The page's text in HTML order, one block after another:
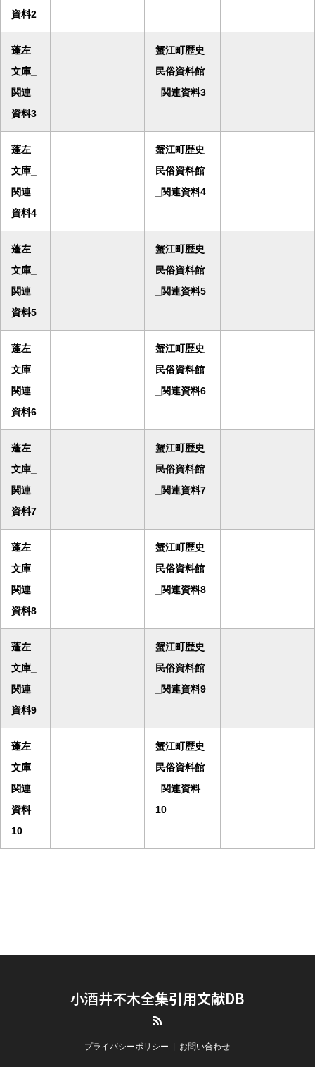
資料2
蓬左
文庫_
関連
資料3
蟹江町歴史
民俗資料館
_関連資料3
蓬左
文庫_
関連
資料4
蟹江町歴史
民俗資料館
_関連資料4
蓬左
文庫_
関連
資料5
蟹江町歴史
民俗資料館
_関連資料5
蓬左
文庫_
関連
資料6
蟹江町歴史
民俗資料館
_関連資料6
蓬左
文庫_
関連
資料7
蟹江町歴史
民俗資料館
_関連資料7
蓬左
文庫_
関連
資料8
蟹江町歴史
民俗資料館
_関連資料8
蓬左
文庫_
関連
資料9
蟹江町歴史
民俗資料館
_関連資料9
蓬左
文庫_
関連
資料
10
蟹江町歴史
民俗資料館
_関連資料
10
小酒井不木全集引用文献DB
プライバシーポリシー お問い合わせ